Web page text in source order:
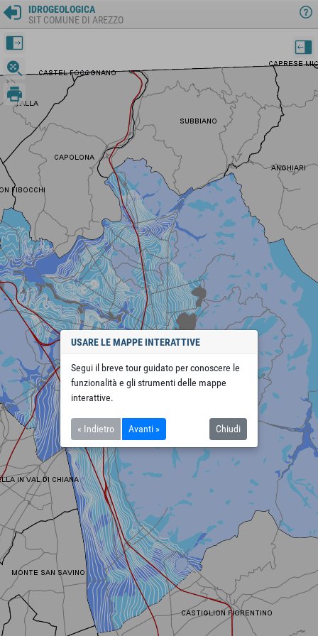
IDROGEOLOGICA
SIT COMUNE DI AREZZO
USARE LE MAPPE INTERATTIVE
Segui il breve tour guidato per conoscere le
funzionalità e gli strumenti delle mappe
interattive.
« Indietro Avanti » Chiudi